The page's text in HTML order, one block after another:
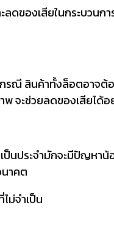
ดของเสียในกระบวน
ณี สินค้าทั้งล็อตอาจต้
จะช่วยลดของเสียได้
ประจำมักจะมีปัญหาน้
าคต
ม่จำเป็น